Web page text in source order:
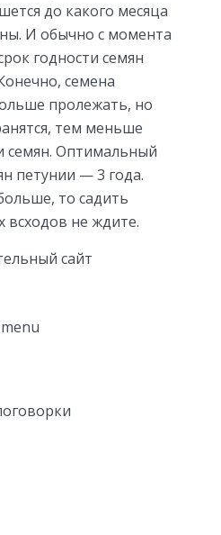
до какого месяца
И обычно с момента
годности семян
семена
пролежать, но
тем меньше
семян. Оптимальный
петунии — 3 года.
то садить
не ждите.
сайт